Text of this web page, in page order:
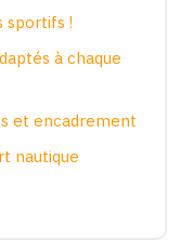
sportifs !
à chaque
et encadrement
nautique